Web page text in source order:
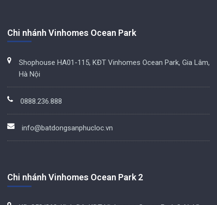
Chi nhánh Vinhomes Ocean Park
Shophouse HA01-115, KĐT Vinhomes Ocean Park, Gia Lâm,
Hà Nội
0888.236.888
info@batdongsanphucloc.vn
Chi nhánh Vinhomes Ocean Park 2